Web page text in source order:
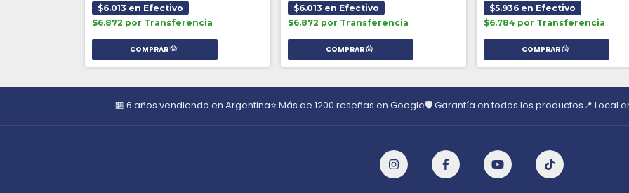
$6.013 en Efectivo
$6.872 por Transferencia
$6.013 en Efectivo
$6.872 por Transferencia
$5.936 en Efectivo
$6.784 por Transferencia
🏪 6 años vendiendo en Argentina⭐ Más de 1200 reseñas en Google🛡️ Garantía en todos los productos📍 Local